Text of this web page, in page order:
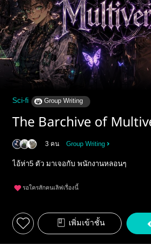
Sci-fi Group Writing
The Barchive of
3 คน Group Writing
ไอ้ห่า5 ตัว มาเจอกับ พนักงานหลอนๆ
รอใครสักคนเลิฟเรื่องนี้
เพิ่มเข้าชั้น